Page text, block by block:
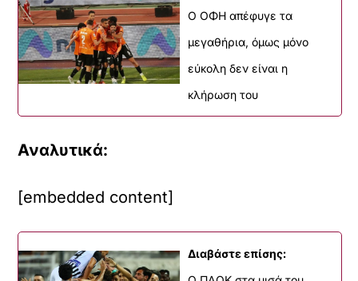
Ο ΟΦΗ απέφυγε τα
μεγαθήρια, όμως μόνο
εύκολη δεν είναι η
κλήρωση του
Αναλυτικά:
[embedded content]
Διαβάστε επίσης: